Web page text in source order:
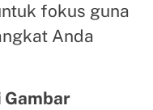
fokus guna
Anda